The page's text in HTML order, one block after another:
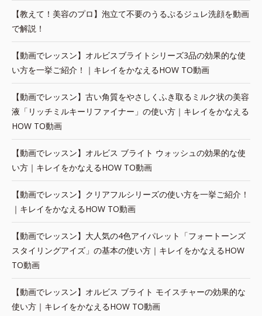
【教えて！美容のプロ】泡立て不要のうるぷるジュレ洗顔を動画
で解説！
【動画でレッスン】オルビスブライトシリーズ3品の効果的な使
い方を一挙ご紹介！｜キレイをかなえるHOW TO動画
【動画でレッスン】古い角質をやさしくふき取るミルク状の美容
液「リッチミルキーリファイナー」の使い方｜キレイをかなえる
HOW TO動画
【動画でレッスン】オルビス ブライト ウォッシュの効果的な使
い方｜キレイをかなえるHOW TO動画
【動画でレッスン】クリアフルシリーズの使い方を一挙ご紹介！
｜キレイをかなえるHOW TO動画
【動画でレッスン】大人気の4色アイパレット「フォートーンズ
スタイリングアイズ」の基本の使い方｜キレイをかなえるHOW
TO動画
【動画でレッスン】オルビス ブライト モイスチャーの効果的な
使い方｜キレイをかなえるHOW TO動画